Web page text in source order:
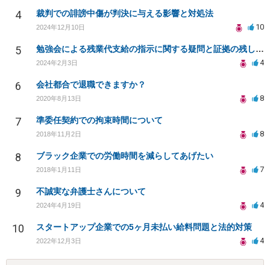
4 裁判での誹謗中傷が判決に与える影響と対処法
2024年12月10日 10
5 勉強会による残業代支給の指示に関する疑問と証拠の残し方について
2024年2月3日 4
6 会社都合で退職できますか？
2020年8月13日 8
7 準委任契約での拘束時間について
2018年11月2日 8
8 ブラック企業での労働時間を減らしてあげたい
2018年1月11日 7
9 不誠実な弁護士さんについて
2024年4月19日 4
10 スタートアップ企業での5ヶ月未払い給料問題と法的対策
2022年12月3日 4